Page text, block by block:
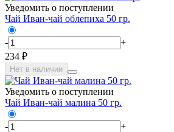
Уведомить о поступлении
Чай Иван-чай облепиха 50 гр.
-
+
234 ₽
Нет в наличии
Уведомить о поступлении
Чай Иван-чай малина 50 гр.
-
+